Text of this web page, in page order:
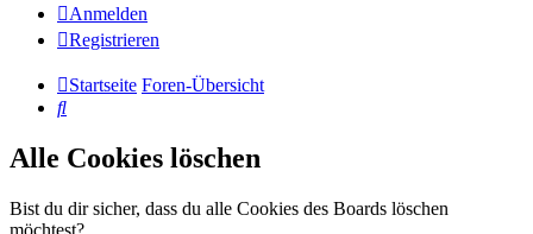
Anmelden
Registrieren
Startseite Foren-Übersicht
Suche
Alle Cookies löschen
Bist du dir sicher, dass du alle Cookies des Boards löschen